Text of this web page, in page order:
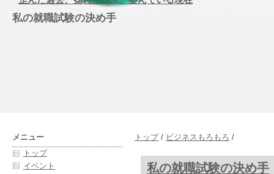
私の就職試験の決め手
トップ/ ビジネスもろもろ /
私の就職試験の決め手
メニュー
トップ
イベント